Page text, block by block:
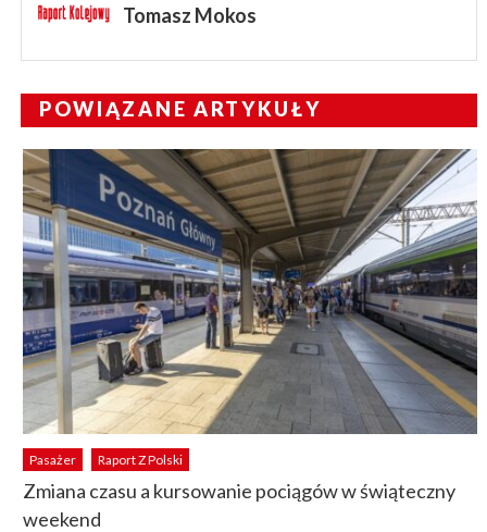
Tomasz Mokos
POWIĄZANE ARTYKUŁY
Pasażer Raport Z Polski
Zmiana czasu a kursowanie pociągów w świąteczny
weekend